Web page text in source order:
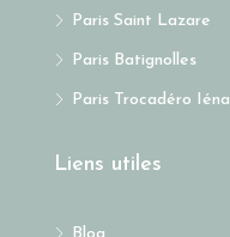
Paris Saint Lazare
Paris Batignolles
Paris Trocadéro Iéna
Liens utiles